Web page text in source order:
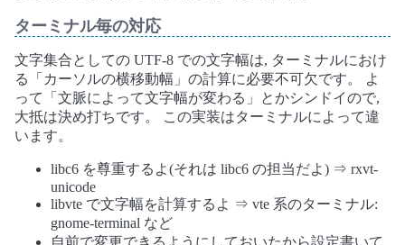
ターミナル毎の対応
文字集合としての UTF-8 での文字幅は, ターミナルにおけ
る「カーソルの横移動幅」の計算に必要不可欠です。 よ
って「文脈によって文字幅が変わる」とかシンドイので,
大抵は決め打ちです。 この実装はターミナルによって違
います。
libc6 を尊重するよ(それは libc6 の担当だよ) ⇒ rxvt-
unicode
libvte で文字幅を計算するよ ⇒ vte 系のターミナル:
gnome-terminal など
自前で変更できるようにしておいたから設定書いて